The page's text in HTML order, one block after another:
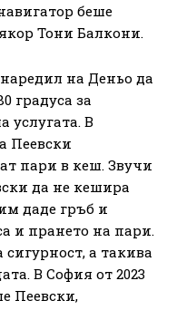
беше
Тони Балкони.
на Деньо да
градуса за
услугата. В
Пеевски
пари в кеш. Звучи
да не кешира
даде гръб и
и прането на пари.
а такива
В София от 2023
Пеевски,